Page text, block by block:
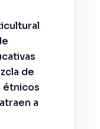
de
étnicos
a